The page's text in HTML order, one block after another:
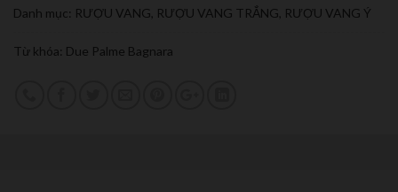
Danh mục: RƯỢU VANG RƯỢU VANG TRẮNG RƯỢU VANG Ý
Từ khóa: Due Palme Bagnara